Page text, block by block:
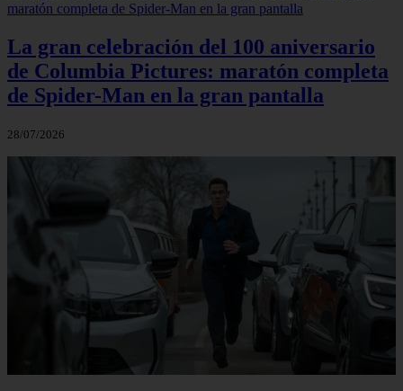
La gran celebración del 100 aniversario
de Columbia Pictures: maratón completa
de Spider-Man en la gran pantalla
28/07/2026